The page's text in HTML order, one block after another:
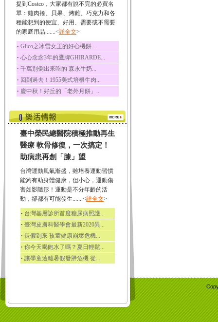
荔枝
荔枝性質溫和所含的營
養素有醣類、檸檬酸...
五味子
五味子性質溫熱所含營
養成分有揮發油、檸...
草魚
草魚含有維生素A、維生
素C、及豐富的蛋白...
提到Costco，大家都有說不完的必買名
單：雞肉捲、貝果、烤雞、巧克力和各
種能想到的便宜、好用、需要或不需要
的家庭用品.......<詳全文>
‧ Glico之冰雪女王的好心機餅...
‧ 心心念念3年的鷹牌GHIRARDE...
‧ 千萬別倒出來吃的 森永牛奶...
‧ 回到過去！1955美式培根牛肉...
‧ 慶中秋！好丘的「老外月餅」...
臺中榮民總醫院積極推動再生
醫療 軟骨修復，一次搞定！
助病患再創「膝」望
台灣運動風氣漸盛，雖培養運動習慣
能夠有助身體健康，但小心，運動傷
害如影隨形！運動是不分年齡的活
動，卻都有可能發生.......<詳全文>
‧ 台灣基層診所首度糖尿病照護...
‧ 臺灣皮膚科醫學會最新2020異...
‧ 長假到來 孩童健康崩壞危機...
‧ 你今天喝飽水了嗎？夏日輕鬆...
‧ 讓學童遠離暑假發胖危機 從...